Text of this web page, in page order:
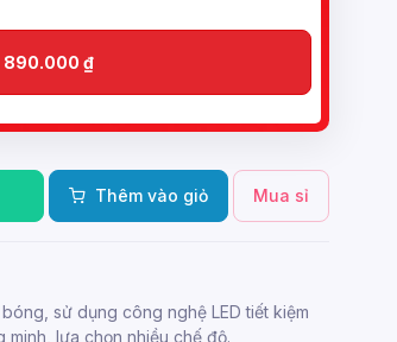
890.000 ₫
Thêm vào giỏ Mua sỉ
sử dụng công nghệ LED tiết kiệm
lựa chọn nhiều chế độ.